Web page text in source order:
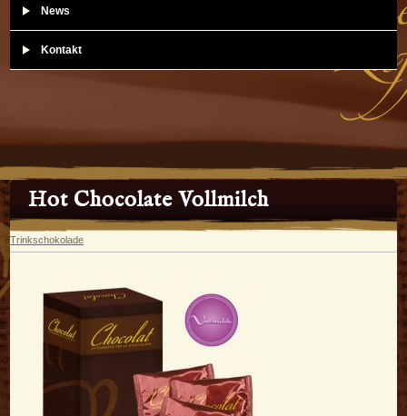
News
Kontakt
Hot Chocolate Vollmilch
Trinkschokolade